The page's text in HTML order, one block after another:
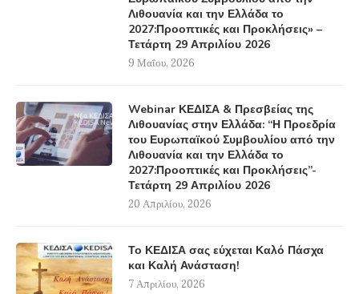
Λιθουανία και την Ελλάδα το
2027:Προοπτικές και Προκλήσεις» –
Τετάρτη 29 Απριλίου 2026
9 Μαΐου, 2026
Webinar ΚΕΔΙΣΑ & Πρεσβείας της
Λιθουανίας στην Ελλάδα: “Η Προεδρία
του Ευρωπαϊκού Συμβουλίου από την
Λιθουανία και την Ελλάδα το
2027:Προοπτικές και Προκλήσεις”-
Τετάρτη 29 Απριλίου 2026
20 Απριλίου, 2026
Το ΚΕΔΙΣΑ σας εύχεται Καλό Πάσχα
και Καλή Ανάσταση!
7 Απριλίου, 2026